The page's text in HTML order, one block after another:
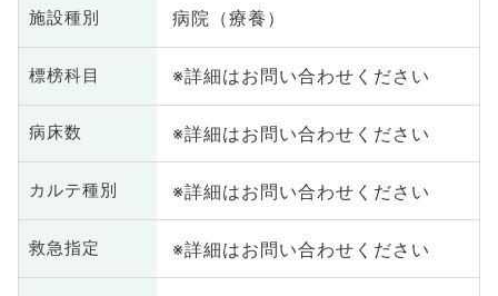
施設種別 病院（療養）
標榜科目 ※詳細はお問い合わせください
病床数 ※詳細はお問い合わせください
カルテ種別 ※詳細はお問い合わせください
救急指定 ※詳細はお問い合わせください